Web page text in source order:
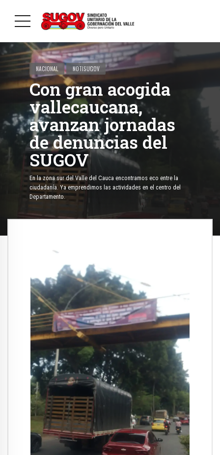
NACIONAL NOTISUGOV
Con gran acogida
vallecaucana,
avanzan jornadas
de denuncias del
SUGOV
En la zona sur del Valle del Cauca encontramos eco entre la
ciudadanía. Ya emprendimos las actividades en el centro del
Departamento.